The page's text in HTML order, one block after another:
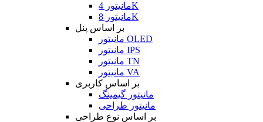
مانیتور 4K
مانیتور 8K
بر اساس پنل
مانیتور OLED
مانیتور IPS
مانیتور TN
مانیتور VA
بر اساس کاربری
مانیتور گیمینگ
مانیتور طراحی
بر اساس نوع طراحی